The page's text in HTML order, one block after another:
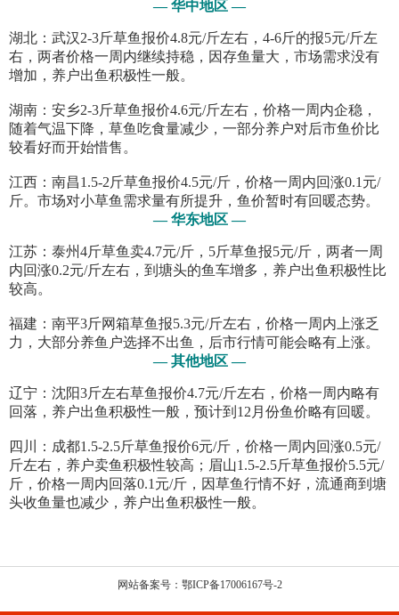
— 华中地区 —
湖北：武汉2-3斤草鱼报价4.8元/斤左右，4-6斤的报5元/斤左
右，两者价格一周内继续持稳，因存鱼量大，市场需求没有
增加，养户出鱼积极性一般。
湖南：安乡2-3斤草鱼报价4.6元/斤左右，价格一周内企稳，
随着气温下降，草鱼吃食量减少，一部分养户对后市鱼价比
较看好而开始惜售。
江西：南昌1.5-2斤草鱼报价4.5元/斤，价格一周内回涨0.1元/
斤。市场对小草鱼需求量有所提升，鱼价暂时有回暖态势。
— 华东地区 —
江苏：泰州4斤草鱼卖4.7元/斤，5斤草鱼报5元/斤，两者一周
内回涨0.2元/斤左右，到塘头的鱼车增多，养户出鱼积极性比
较高。
福建：南平3斤网箱草鱼报5.3元/斤左右，价格一周内上涨乏
力，大部分养鱼户选择不出鱼，后市行情可能会略有上涨。
— 其他地区 —
辽宁：沈阳3斤左右草鱼报价4.7元/斤左右，价格一周内略有
回落，养户出鱼积极性一般，预计到12月份鱼价略有回暖。
四川：成都1.5-2.5斤草鱼报价6元/斤，价格一周内回涨0.5元/
斤左右，养户卖鱼积极性较高；眉山1.5-2.5斤草鱼报价5.5元/
斤，价格一周内回落0.1元/斤，因草鱼行情不好，流通商到塘
头收鱼量也减少，养户出鱼积极性一般。
网站备案号：鄂ICP备17006167号-2